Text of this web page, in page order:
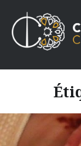
contenu